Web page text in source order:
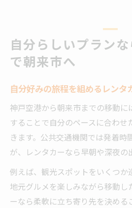
自分らしいプラン
で朝来市へ
自分好みの旅程を組めるレンタ
神戸空港から朝来市までの移動に
することで自分のペースに合わせ
きます。公共交通機関では発着時
が、レンタカーなら早朝や深夜の
例えば、観光スポットをいくつか
地元グルメを楽しみながら移動し
ーなら柔軟に立ち寄り先を決める